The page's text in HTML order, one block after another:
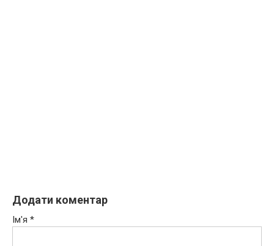
Додати коментар
Ім'я *